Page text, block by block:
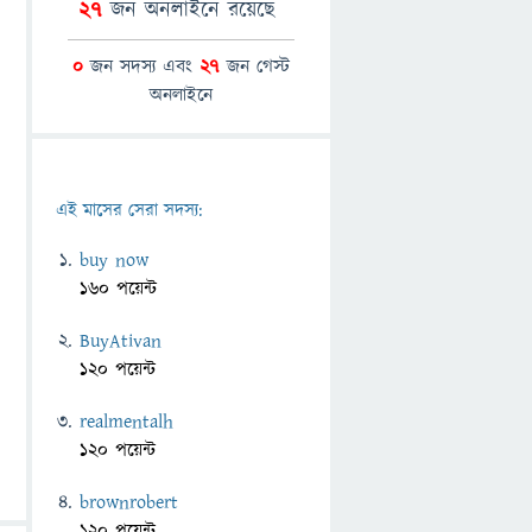
27জন অনলাইনে রয়েছে
0 জন সদস্য এবং 27 জন গেস্ট
অনলাইনে
এই মাসের সেরা সদস্য:
buy now
160 পয়েন্ট
BuyAtivan
120 পয়েন্ট
realmentalh
120 পয়েন্ট
brownrobert